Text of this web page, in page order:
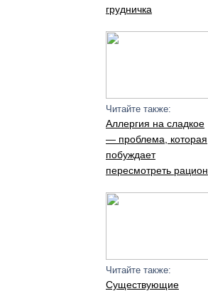
грудничка
Читайте также:
Аллергия на сладкое
— проблема, которая
побуждает
пересмотреть рацион
Читайте также:
Существующие